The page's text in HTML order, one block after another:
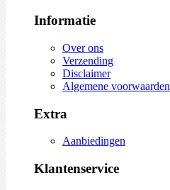
Informatie
Over ons
Verzending
Disclaimer
Algemene voorwaarden
Extra
Aanbiedingen
Klantenservice